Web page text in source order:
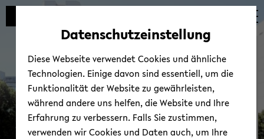
Automatische
vermeiden
zum
wechseln
zum
wechseln
zum
wechseln
rie­re­freie di­gi­ta­le Hoch­
schul­ver­wal­tung.NRW
Datenschutzeinstellung
Diese Webseite verwendet Cookies und ähnliche
Technologien. Einige davon sind essentiell, um die
Funktionalität der Website zu gewährleisten,
während andere uns helfen, die Website und Ihre
Erfahrung zu verbessern. Falls Sie zustimmen,
verwenden wir Cookies und Daten auch, um Ihre